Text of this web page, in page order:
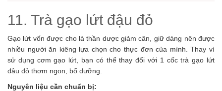
11. Trà gạo lứt đậu đỏ
Gạo lứt vốn được cho là thần dược giảm cân, giữ dáng nên được
nhiều người ăn kiêng lựa chọn cho thực đơn của mình. Thay vì
sử dụng cơm gạo lứt, bạn có thể thay đổi với 1 cốc trà gạo lứt
đậu đỏ thơm ngon, bổ dưỡng.
Nguyên liệu cần chuẩn bị: